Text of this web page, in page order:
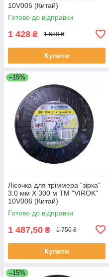
10V005 (Китай)
Готово до відправки
1 428 ₴ 1 680 ₴
Купити
–15%
Лісочка для тріммера "зірка"
3.0 мм X 300 м ТМ "VIROK"
10V006 (Китай)
Готово до відправки
1 487,50 ₴ 1 750 ₴
Купити
–15%